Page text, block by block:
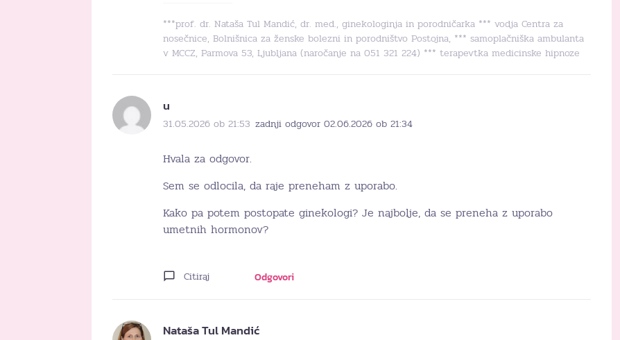
***prof. dr. Nataša Tul Mandić, dr. med., ginekologinja in porodničarka *** vodja Centra za
nosečnice, Bolnišnica za ženske bolezni in porodništvo Postojna, *** samoplačniška ambulanta
v MCCZ, Parmova 53, Ljubljana (naročanje na 051 321 224) *** terapevtka medicinske hipnoze
u
31.05.2026 ob 21:53 zadnji odgovor 02.06.2026 ob 21:34
Hvala za odgovor.
Sem se odlocila, da raje preneham z uporabo.
Kako pa potem postopate ginekologi? Je najbolje, da se preneha z uporabo
umetnih hormonov?
Citiraj Odgovori
Nataša Tul Mandić